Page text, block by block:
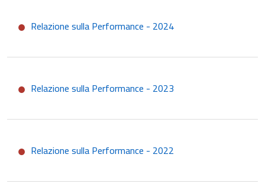
Relazione sulla Performance - 2024
Relazione sulla Performance - 2023
Relazione sulla Performance - 2022